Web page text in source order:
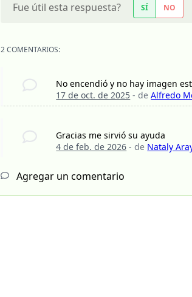
Fue útil esta respuesta? SÍ NO
2 COMENTARIOS:
No encendió y no hay imagen
17 de oct. de 2025 - deAlfredo
Gracias me sirvió su ayuda
4 de feb. de 2026 - de Nataly
Agregar un comentario